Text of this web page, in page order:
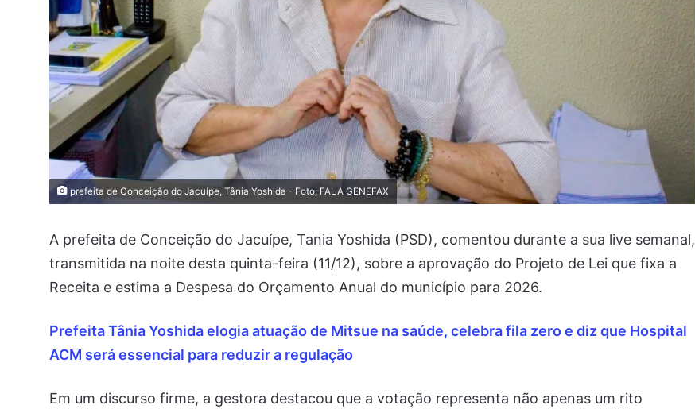
prefeita de Conceição do Jacuípe, Tânia Yoshida - Foto: FALA GENEFAX
A prefeita de Conceição do Jacuípe, Tania Yoshida (PSD), comentou durante a sua live semanal,
transmitida na noite desta quinta-feira (11/12), sobre a aprovação do Projeto de Lei que fixa a
Receita e estima a Despesa do Orçamento Anual do município para 2026.
Prefeita Tânia Yoshida elogia atuação de Mitsue na saúde, celebra fila zero e diz que Hospital
ACM será essencial para reduzir a regulação
Em um discurso firme, a gestora destacou que a votação representa não apenas um rito